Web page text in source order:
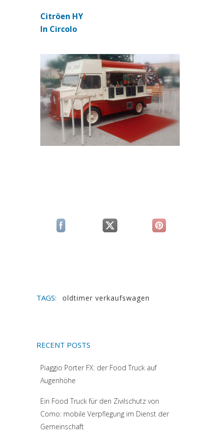
Citröen HY
In Circolo(si apre in una nuova scheda)
(si apre in una nuova scheda)
(si apre in una nuova scheda)
(si apre in una
TAGS: oldtimer verkaufswagen
RECENT POSTS
Piaggio Porter FX: der Food Truck auf
Augenhöhe
Ein Food Truck für den Zivilschutz von
Como: mobile Verpflegung im Dienst der
Gemeinschaft